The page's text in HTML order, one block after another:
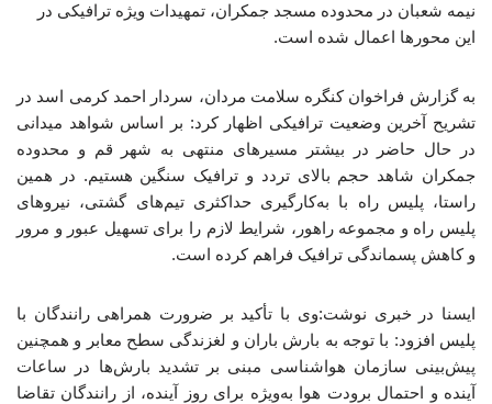
نیمه شعبان در محدوده مسجد جمکران، تمهیدات ویژه ترافیکی در
این محورها اعمال شده است.
به گزارش فراخوان کنگره سلامت مردان، سردار احمد کرمی اسد در
تشریح آخرین وضعیت ترافیکی اظهار کرد: بر اساس شواهد میدانی
در حال حاضر در بیشتر مسیرهای منتهی به شهر قم و محدوده
جمکران شاهد حجم بالای تردد و ترافیک سنگین هستیم. در همین
راستا، پلیس راه با به‌کارگیری حداکثری تیم‌های گشتی، نیروهای
پلیس راه و مجموعه راهور، شرایط لازم را برای تسهیل عبور و مرور
و کاهش پسماندگی ترافیک فراهم کرده است.
ایسنا در خبری نوشت:وی با تأکید بر ضرورت همراهی رانندگان با
پلیس افزود: با توجه به بارش باران و لغزندگی سطح معابر و همچنین
پیش‌بینی سازمان هواشناسی مبنی بر تشدید بارش‌ها در ساعات
آینده و احتمال برودت هوا به‌ویژه برای روز آینده، از رانندگان تقاضا